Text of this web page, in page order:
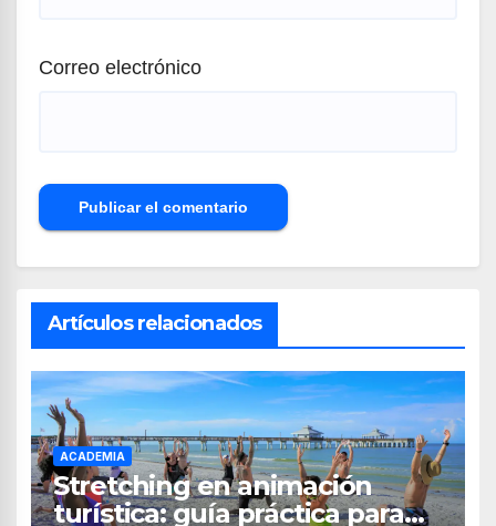
Correo electrónico
Artículos relacionados
ACADEMIA
Stretching en animación
turística: guía práctica para